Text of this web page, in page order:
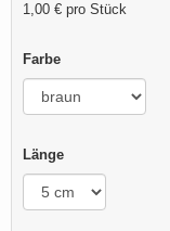
1,00 € pro Stück
Farbe
Länge